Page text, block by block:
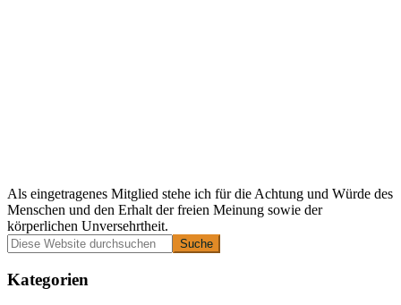
Als eingetragenes Mitglied stehe ich für die Achtung und Würde des
Menschen und den Erhalt der freien Meinung sowie der
körperlichen Unversehrtheit.
Primäre
Seitenleiste
Diese
Website
durchsuchen
Kategorien